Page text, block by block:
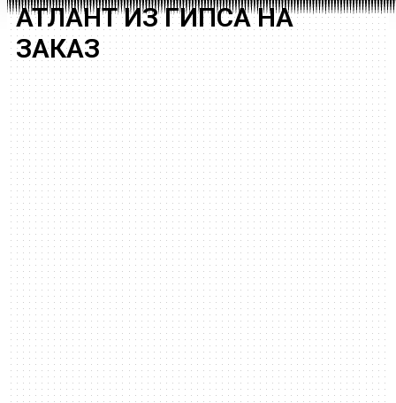
АТЛАНТ ИЗ ГИПСА НА
ЗАКАЗ